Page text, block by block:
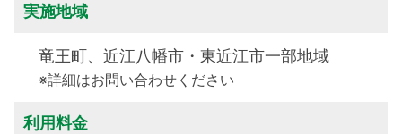
実施地域
竜王町、近江八幡市・東近江市一部地域
※詳細はお問い合わせください
利用料金